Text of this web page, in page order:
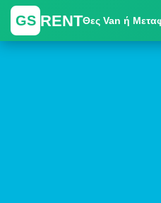
GS RENTΘες Van ή
Skip